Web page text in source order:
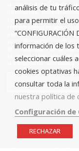
la finalidad de este es
informativo,
consentimiento que nos
terceros salvo obligación
por lo tanto posee la
consentimiento y todo
de Privacidad. Puede
otros derechos, como se
la información adicional y
análisis de tu
para permitir el
información de los
seleccionar cuáles
cookies optativas
consultar toda la
nuestra política de
Configuración de
RECHAZAR